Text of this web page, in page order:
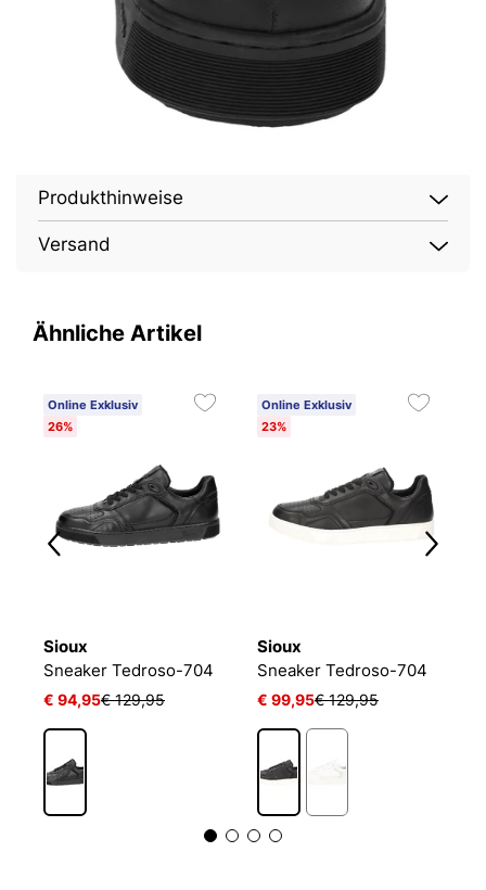
Produkthinweise
Versand
Ähnliche Artikel
Online Exklusiv
26%
Sioux
Sneaker Tedroso-704
€ 94,95€ 129,95
Online Exklusiv
23%
Sioux
Sneaker Tedroso-704
€ 99,95€ 129,95